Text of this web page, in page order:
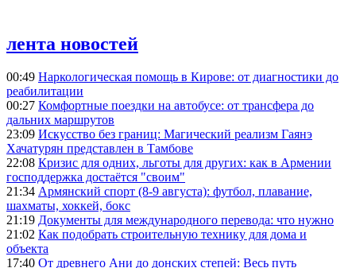
лента новостей
00:49 Наркологическая помощь в Кирове: от диагностики до
реабилитации
00:27 Комфортные поездки на автобусе: от трансфера до
дальних маршрутов
23:09 Искусство без границ: Магический реализм Гаянэ
Хачатурян представлен в Тамбове
22:08 Кризис для одних, льготы для других: как в Армении
господдержка достаётся "своим"
21:34 Армянский спорт (8-9 августа): футбол, плавание,
шахматы, хоккей, бокс
21:19 Документы для международного перевода: что нужно
21:02 Как подобрать строительную технику для дома и
объекта
17:40 От древнего Ани до донских степей: Весь путь